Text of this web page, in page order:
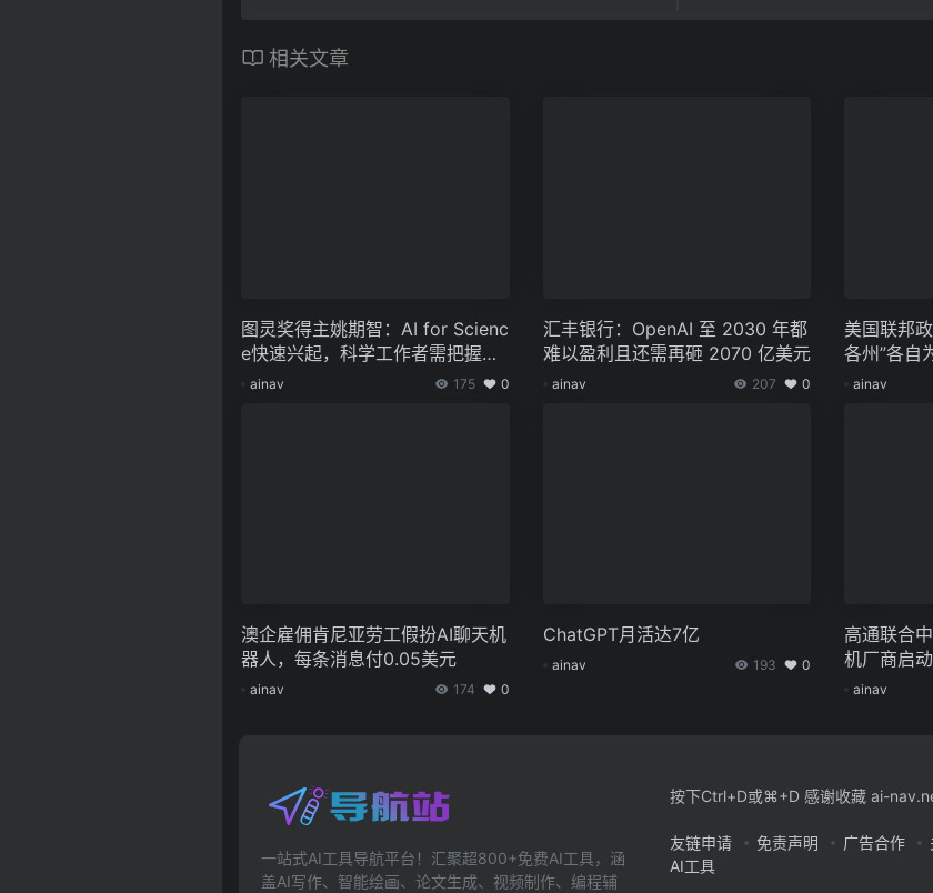
相关文章
图灵奖得主姚期智：AI for Scienc
e快速兴起，科学工作者需把握发
展机遇
ainav 175 0
汇丰银行：OpenAI 至 2030 年都
难以盈利且还需再砸 2070 亿美元
ainav 207 0
美国联邦
各州”各自
ainav
澳企雇佣肯尼亚劳工假扮AI聊天机
器人，每条消息付0.05美元
ainav 174 0
ChatGPT月活达7亿
ainav 193 0
高通联合
机厂商启
ainav
一站式AI工具导航平台！汇聚超800+免费AI工具，涵
盖AI写作、智能绘画、论文生成、视频制作、编程辅
按下Ctrl+D或⌘+D 感谢收藏 ai-
友链申请 免责声明 广告合作
AI工具